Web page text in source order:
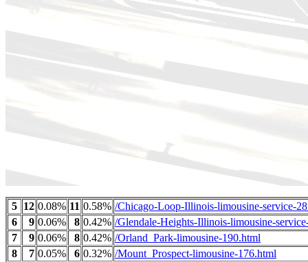
5 12 0.08% 11 0.58% /Chicago-Loop-Illinois-limousine-service-
6
9 0.06% 8 0.42% /Glendale-Heights-Illinois-limousine-
7
9 0.06% 8 0.42% /Orland_Park-limousine-190.html
8
7 0.05% 6 0.32% /Mount_Prospect-limousine-176.html